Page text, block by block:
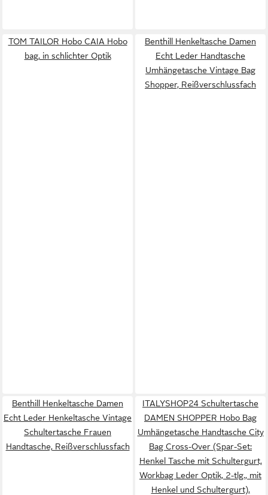
TOM TAILOR Hobo CAIA Hobo
bag, in schlichter Optik
Benthill Henkeltasche Damen
Echt Leder Handtasche
Umhängetasche Vintage Bag
Shopper, Reißverschlussfach
Benthill Henkeltasche Damen
Echt Leder Henkeltasche Vintage
Schultertasche Frauen
Handtasche, Reißverschlussfach
ITALYSHOP24 Schultertasche
DAMEN SHOPPER Hobo Bag
Umhängetasche Handtasche City
Bag Cross-Over (Spar-Set:
Henkel Tasche mit Schultergurt,
Workbag Leder Optik, 2-tlg., mit
Henkel und Schultergurt),